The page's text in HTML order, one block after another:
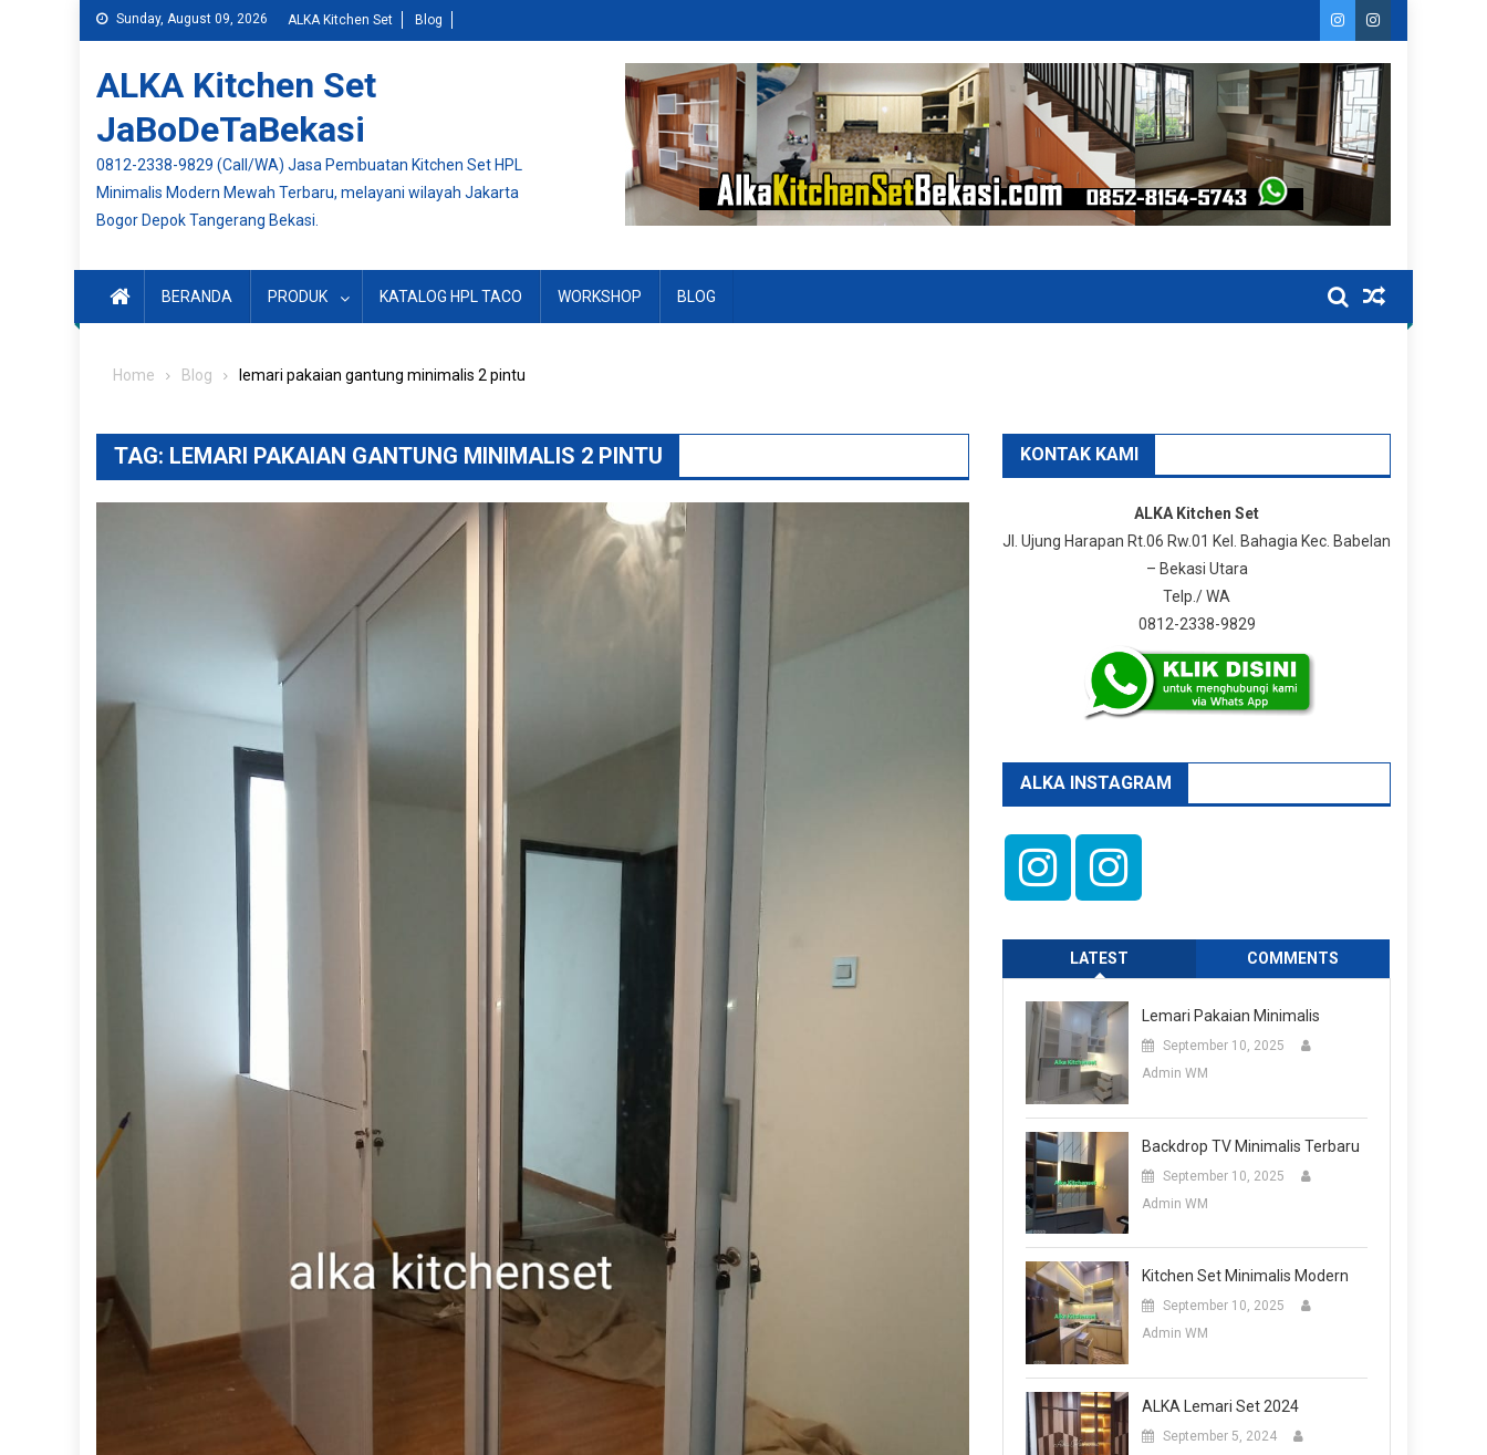
Sunday, August 09, 2026 ALKA Kitchen Set Blog
ALKA Kitchen Set
JaBoDeTaBekasi
0812-2338-9829 (Call/WA) Jasa Pembuatan Kitchen Set HPL
Minimalis Modern Mewah Terbaru, melayani wilayah Jakarta
Bogor Depok Tangerang Bekasi.
BERANDA PRODUK KATALOG HPL TACO WORKSHOP BLOG
Home Blog lemari pakaian gantung minimalis 2 pintu
TAG: LEMARI PAKAIAN GANTUNG MINIMALIS 2 PINTU KONTAK KAMI
ALKA Kitchen Set
Jl. Ujung Harapan Rt.06 Rw.01 Kel. Bahagia Kec. Babelan
– Bekasi Utara
Telp./ WA
0812-2338-9829
ALKA INSTAGRAM
LATEST COMMENTS
Lemari Pakaian Minimalis
September 10, 2025
Admin WM
Backdrop TV Minimalis Terbaru
September 10, 2025
Admin WM
Kitchen Set Minimalis Modern
September 10, 2025
Admin WM
ALKA Lemari Set 2024
September 5, 2024